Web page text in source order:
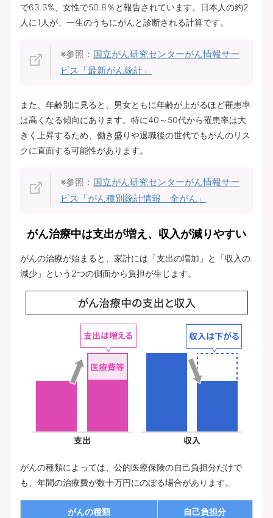
で63.3%、女性で50.8％と報告されています。日本人の約2
人に1人が、一生のうちにがんと診断される計算です。
※参照： 国立がん研究センターがん情報サー
ビス「最新がん統計」
また、年齢別に見ると、男女ともに年齢が上がるほど罹患率
は高くなる傾向にあります。特に40～50代から罹患率は大
きく上昇するため、働き盛りや退職後の世代でもがんのリス
クに直面する可能性があります。
※参照： 国立がん研究センターがん情報サー
ビス「がん種別統計情報 全がん」
がん治療中は支出が増え、収入が減りやすい
がんの治療が始まると、家計には「支出の増加」と「収入の
減少」という2つの側面から負担が生じます。
がんの種類によっては、公的医療保険の自己負担分だけで
も、年間の治療費が数十万円にのぼる場合があります。
がんの種類 自己負担分